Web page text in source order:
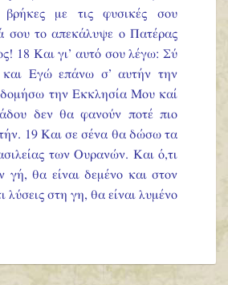
με τις φυσικές σου
σου το απεκάλυψε ο Πατέρας
18 Και γι’ αυτό σου λέγω: Σύ
και Εγώ επάνω σ’ αυτήν την
την Εκκλησία Μου καί
δεν θα φανούν ποτέ πιο
19 Και σε σένα θα δώσω τα
των Ουρανών. Και ό,τι
γή, θα είναι δεμένο και στον
λύσεις στη γη, θα είναι λυμένο